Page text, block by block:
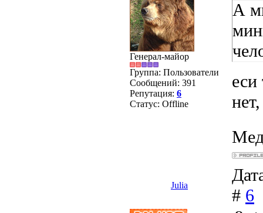
Генерал-майор
Группа: Пользователи
Сообщений: 391
Репутация: 6
Статус: Offline
А
еси
Julia
# 6